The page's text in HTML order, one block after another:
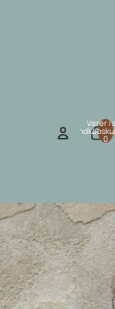
Varer i
0